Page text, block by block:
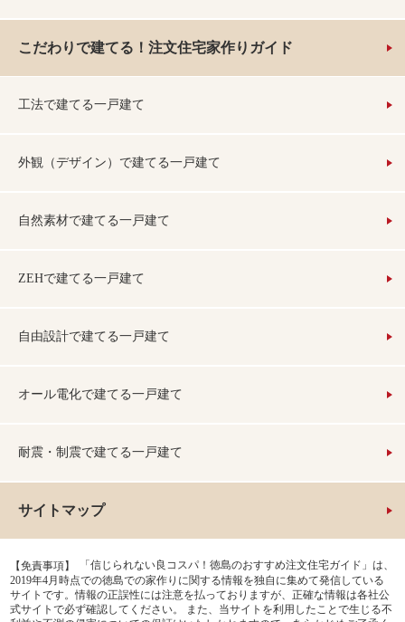
こだわりで建てる！注文住宅家作りガイド
工法で建てる一戸建て
外観（デザイン）で建てる一戸建て
自然素材で建てる一戸建て
ZEHで建てる一戸建て
自由設計で建てる一戸建て
オール電化で建てる一戸建て
耐震・制震で建てる一戸建て
サイトマップ
【免責事項】
「信じられない良コスパ！徳島のおすすめ注文住宅ガイド」は、
2019年4月時点での徳島での家作りに関する情報を独自に集めて発信している
サイトです。情報の正誤性には注意を払っておりますが、正確な情報は各社公
式サイトで必ず確認してください。 また、当サイトを利用したことで生じる不